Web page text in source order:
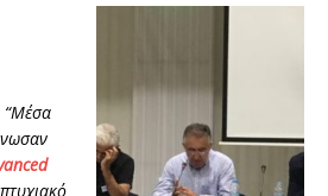
“Μέσα